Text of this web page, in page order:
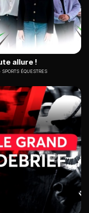
allure !
SPORTS ÉQUESTRES